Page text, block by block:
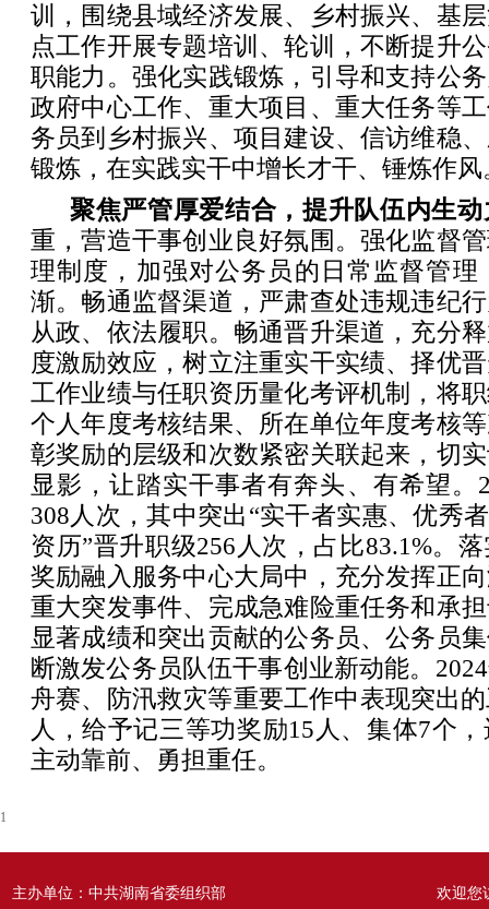
训，围绕县域经济发展、乡村振兴、基
点工作开展专题培训、轮训，不断提升
职能力。强化实践锻炼，引导和支持公
政府中心工作、重大项目、重大任务等
务员到乡村振兴、项目建设、信访维稳
锻炼，在实践实干中增长才干、锤炼作风
聚焦严管厚爱结合，提升队伍内生
重，营造干事创业良好氛围。强化监督
理制度，加强对公务员的日常监督管理
渐。畅通监督渠道，严肃查处违规违纪
从政、依法履职。畅通晋升渠道，充分
度激励效应，树立注重实干实绩、择优
工作业绩与任职资历量化考评机制，将
个人年度考核结果、所在单位年度考核
彰奖励的层级和次数紧密关联起来，切
显影，让踏实干事者有奔头、有希望。
308人次，其中突出“实干者实惠、优秀
资历”晋升职级256人次，占比83.1%。
奖励融入服务中心大局中，充分发挥正
重大突发事件、完成急难险重任务和承
显著成绩和突出贡献的公务员、公务员
断激发公务员队伍干事创业新动能。
舟赛、防汛救灾等重要工作中表现突出
人，给予记三等功奖励15人、集体7个
主动靠前、勇担重任。
1
主办单位：中共湖南省委组织部 欢迎您